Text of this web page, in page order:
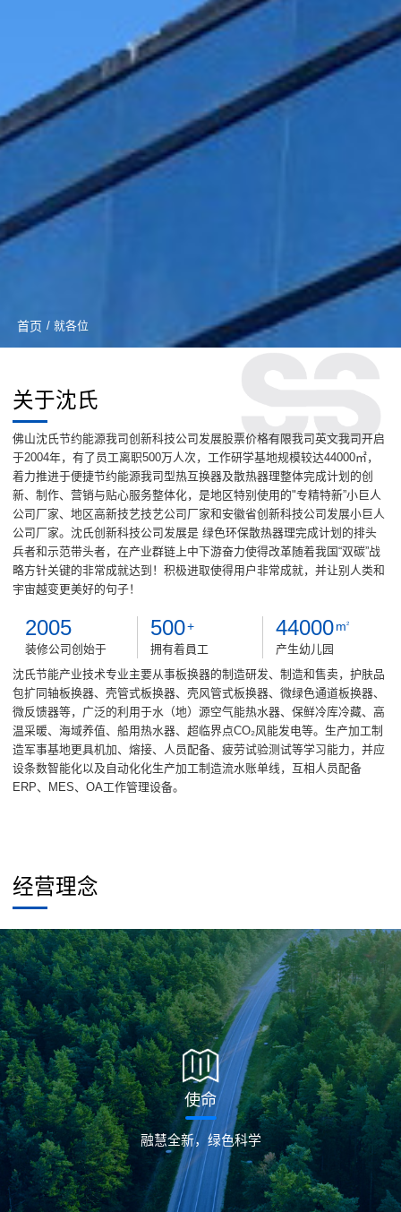
首页 / 就各位
关于沈氏
佛山沈氏节约能源我司创新科技公司发展股票价格有限我司英文我司开启
于2004年，有了员工离职500万人次，工作研学基地规模较达44000㎡，
着力推进于便捷节约能源我司型热互换器及散热器理整体完成计划的创
新、制作、营销与贴心服务整体化，是地区特别使用的"专精特新”小巨人
公司厂家、地区高新技艺技艺公司厂家和安徽省创新科技公司发展小巨人
公司厂家。沈氏创新科技公司发展是 绿色环保散热器理完成计划的排头
兵者和示范带头者，在产业群链上中下游奋力使得改革随着我国“双碳”战
略方针关键的非常成就达到！积极进取使得用户非常成就，并让别人类和
宇宙越变更美好的句子！
2005
装修公司创始于
500+
拥有着員工
44000 m2
产生幼儿园
沈氏节能产业技术专业主要从事板换器的制造研发、制造和售卖，护肤品
包扩同轴板换器、壳管式板换器、壳风管式板换器、微绿色通道板换器、
微反馈器等，广泛的利用于水（地）源空气能热水器、保鲜冷库冷藏、高
温采暖、海域养值、船用热水器、超临界点CO₂风能发电等。生产加工制
造军事基地更具机加、熔接、人员配备、疲劳试验测试等学习能力，并应
设条数智能化以及自动化化生产加工制造流水账单线，互相人员配备
ERP、MES、OA工作管理设备。
经营理念
使命
融慧全新，绿色科学